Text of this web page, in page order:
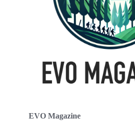
EVO Magazine